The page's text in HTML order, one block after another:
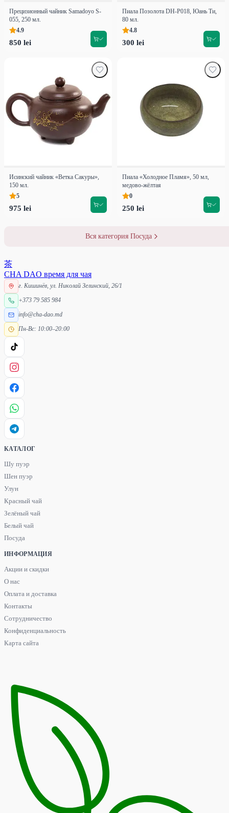
Прецизионный чайник Samadoyo S-
055, 250 мл.
4.9
850 lei
Пиала Позолота DH-P018, Юань Ти,
80 мл.
4.8
300 lei
Исинский чайник «Ветка Сакуры»,
150 мл.
5
975 lei
Пиала «Холодное Пламя», 50 мл,
медово-жёлтая
0
250 lei
Вся категория Посуда
茶
CHA DAO время для чая
г. Кишинёв, ул. Николай Зелинский, 26/1
+373 79 585 984
info@cha-dao.md
Пн-Вс: 10:00–20:00
КАТАЛОГ
Шу пуэр
Шен пуэр
Улун
Красный чай
Зелёный чай
Белый чай
Посуда
ИНФОРМАЦИЯ
Акции и скидки
О нас
Оплата и доставка
Контакты
Сотрудничество
Конфиденциальность
Карта сайта